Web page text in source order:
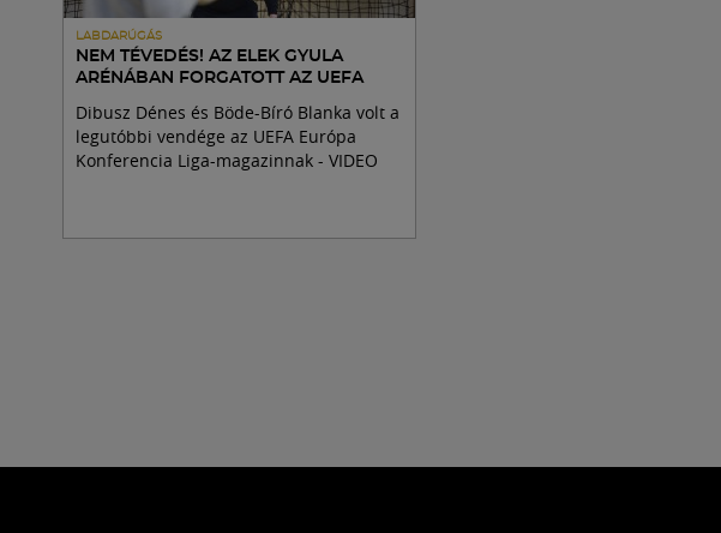
LABDARÚGÁS
NEM TÉVEDÉS! AZ ELEK GYULA
ARÉNÁBAN FORGATOTT AZ UEFA
Dibusz Dénes és Böde-Bíró Blanka volt a
legutóbbi vendége az UEFA Európa
Konferencia Liga-magazinnak - VIDEO